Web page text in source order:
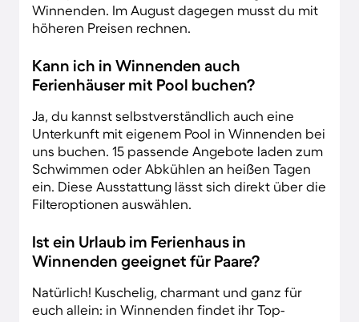
Winnenden. Im August dagegen musst du mit
höheren Preisen rechnen.
Kann ich in Winnenden auch
Ferienhäuser mit Pool buchen?
Ja, du kannst selbstverständlich auch eine
Unterkunft mit eigenem Pool in Winnenden bei
uns buchen. 15 passende Angebote laden zum
Schwimmen oder Abkühlen an heißen Tagen
ein. Diese Ausstattung lässt sich direkt über die
Filteroptionen auswählen.
Ist ein Urlaub im Ferienhaus in
Winnenden geeignet für Paare?
Natürlich! Kuschelig, charmant und ganz für
euch allein: in Winnenden findet ihr Top-